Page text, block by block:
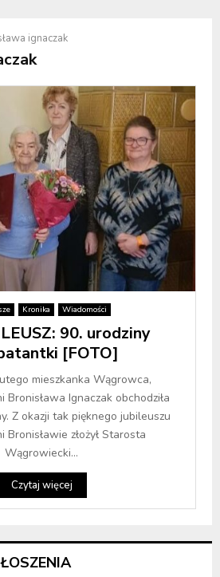
ignaczak
Kronika Wiadomości
90. urodziny
[FOTO]
mieszkanka Wągrowca,
Bronisława Ignaczak obchodziła
Z okazji tak pięknego jubileuszu
Bronisławie złożył Starosta
Wągrowiecki...
Czytaj więcej